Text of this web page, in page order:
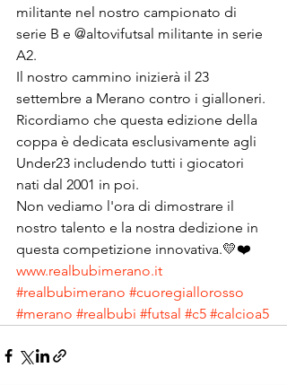
militante nel nostro campionato di
serie B e @altovifutsal militante in serie
A2.
Il nostro cammino inizierà il 23
settembre a Merano contro i gialloneri.
Ricordiamo che questa edizione della
coppa è dedicata esclusivamente agli
Under23 includendo tutti i giocatori
nati dal 2001 in poi.
Non vediamo l'ora di dimostrare il
nostro talento e la nostra dedizione in
questa competizione innovativa.💛❤️
www.realbubimerano.it
#realbubimerano #cuoregiallorosso
#merano #realbubi #futsal #c5 #calcioa5